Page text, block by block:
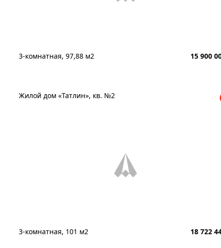
3-комнатная, 97,88 м2 15 900
Жилой дом «Татлин», кв. №2
3-комнатная, 101 м2 18 722